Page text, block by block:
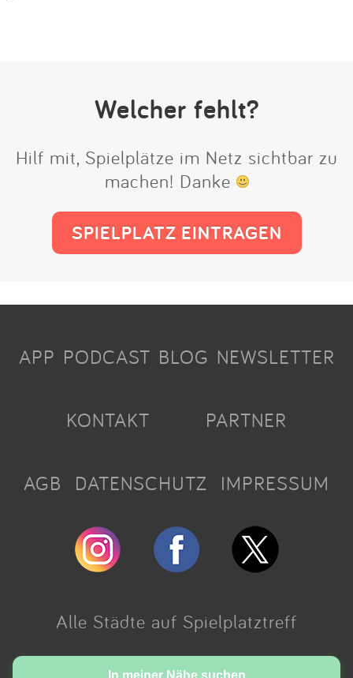
Welcher fehlt?
Hilf mit, Spielplätze im Netz sichtbar zu
machen! Danke
SPIELPLATZ EINTRAGEN
In meiner Nähe suchen
APP PODCAST BLOG NEWSLETTER
KONTAKT PARTNER
AGB DATENSCHUTZ IMPRESSUM
Alle Städte auf Spielplatztreff